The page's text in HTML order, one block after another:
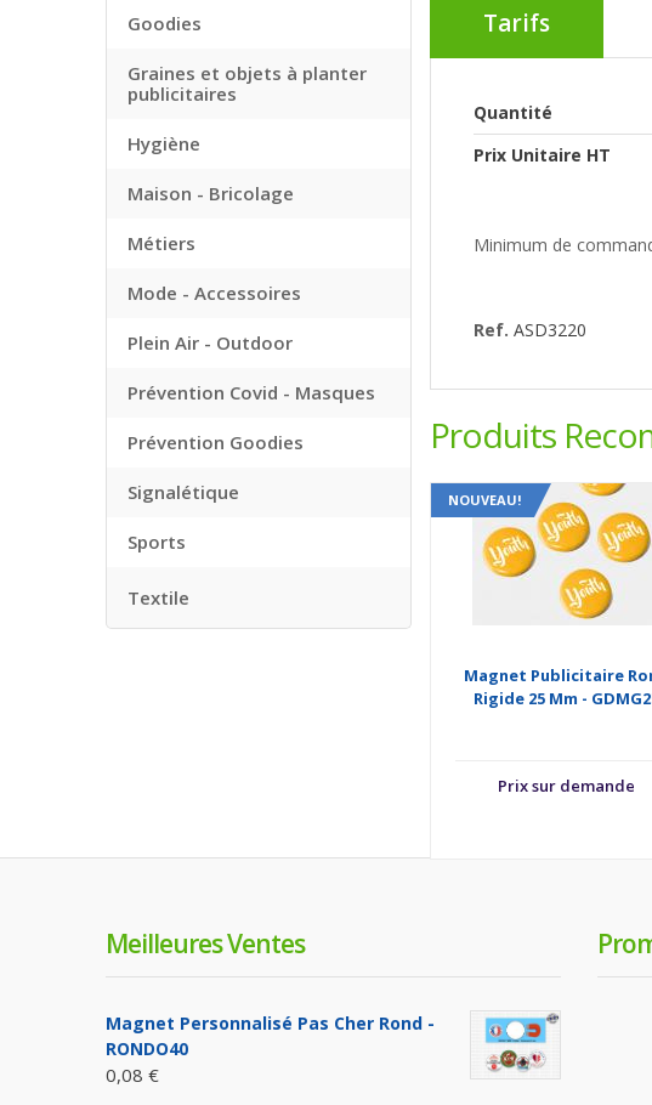
Goodies
Graines et objets à planter
publicitaires
Hygiène
Maison - Bricolage
Métiers
Mode - Accessoires
Plein Air - Outdoor
Prévention Covid - Masques
Prévention Goodies
Signalétique
Sports
Textile
Tarifs
Quantité
Prix Unitaire HT
Minimum de
Ref. ASD3220
Produits
NOUVEAU!
Magnet Publicitaire
Rigide 25 Mm -
Prix sur demande
Meilleures Ventes
Magnet Personnalisé Pas Cher Rond -
RONDO40
0,08 €